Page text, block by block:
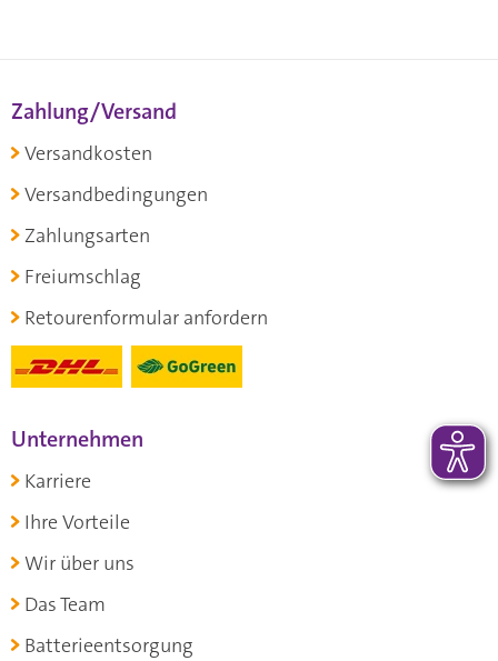
Zahlung/Versand
Versandkosten
Versandbedingungen
Zahlungsarten
Freiumschlag
Retourenformular anfordern
Unternehmen
Karriere
Ihre Vorteile
Wir über uns
Das Team
Batterieentsorgung